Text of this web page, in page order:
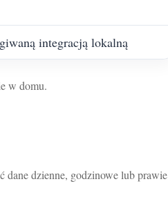
integracją lokalną
w domu.
dzienne, godzinowe lub prawie